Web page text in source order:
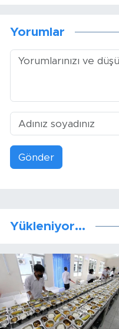
Yorumlar
Gönder
Yükleniyor...